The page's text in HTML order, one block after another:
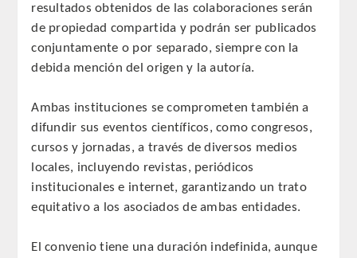
Alfabético
SUPERNUMERARIOS
resultados obtenidos de las colaboraciones serán
de propiedad compartida y podrán ser publicados
conjuntamente o por separado, siempre con la
debida mención del origen y la autoría.
Ambas instituciones se comprometen también a
difundir sus eventos científicos, como congresos,
cursos y jornadas, a través de diversos medios
locales, incluyendo revistas, periódicos
institucionales e internet, garantizando un trato
equitativo a los asociados de ambas entidades.
El convenio tiene una duración indefinida, aunque